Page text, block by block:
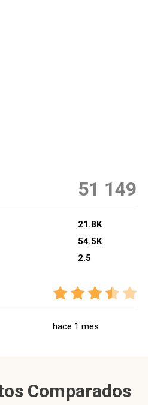
51 149
21.8K
54.5K
2.5
hace 1 mes
Comparados